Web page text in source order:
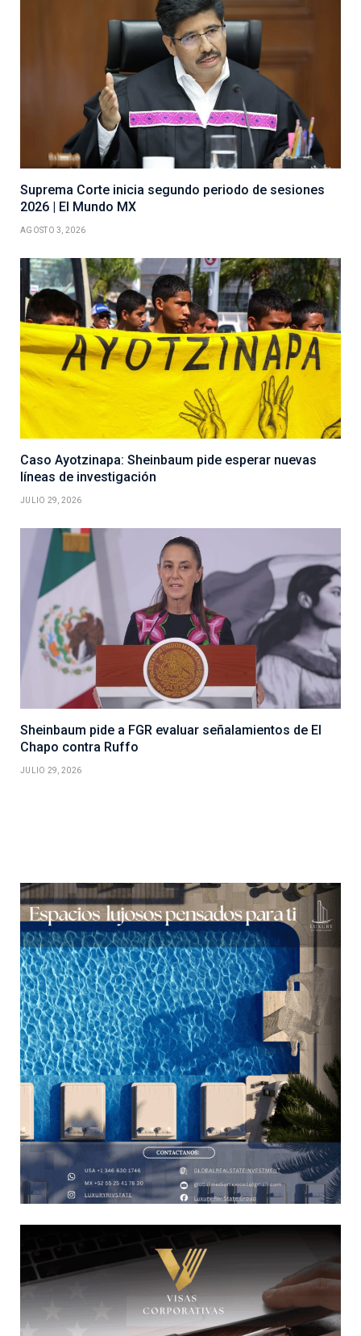
Suprema Corte inicia segundo periodo de sesiones
2026 | El Mundo MX
AGOSTO 3, 2026
Caso Ayotzinapa: Sheinbaum pide esperar nuevas
líneas de investigación
JULIO 29, 2026
Sheinbaum pide a FGR evaluar señalamientos de El
Chapo contra Ruffo
JULIO 29, 2026